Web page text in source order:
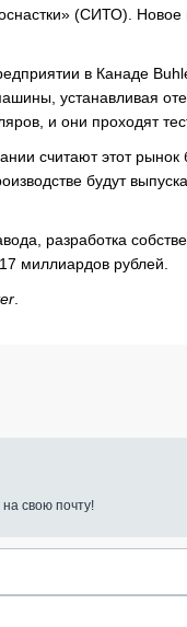
(СИТО). Новое
в Канаде
устанавливая
и они проходят
считают этот рынок
будут
разработка
миллиардов рублей.
свою почту!